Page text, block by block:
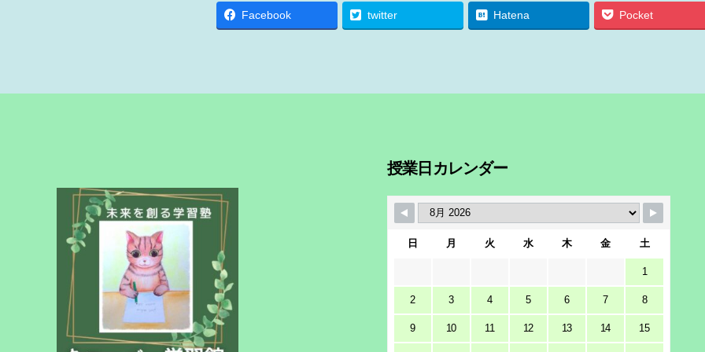
Facebook twitter Hatena Pocket
授業日カレンダー
日 月 火 水 木 金 土
1
2 3 4 5 6 7 8
9 10 11 12 13 14 15